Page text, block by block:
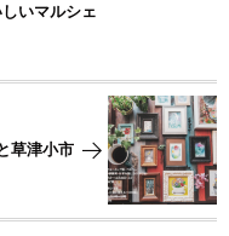
いマルシェ
草津小市